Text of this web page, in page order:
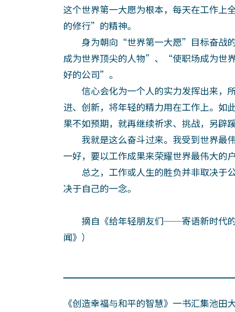
这个世界第一大愿为根本，每天在工作上
的修行”的精神。
身为朝向“世界第一大愿”目标奋战的
成为世界顶尖的人物”、“使职场成为世
好的公司”。
信心会化为一个人的实力发挥出来，
进、创新，将年轻的精力用在工作上。如
果不如预期，就再继续祈求、挑战，另辟蹊
我就是这么奋斗过来。我受到世界最
一好，要以工作成果来荣耀世界最伟大的
总之，工作或人生的胜负并非取决于
决于自己的一念。
摘自《给年轻朋友们──寄语新时代的
闻》）
《创造幸福与和平的智慧》一书汇集池田